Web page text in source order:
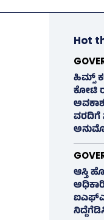
Hot
ಹಿಮ್ಸ್‌
ಕೋಟಿ
ವರದಿಗೆ
ಆಸ್ತಿ